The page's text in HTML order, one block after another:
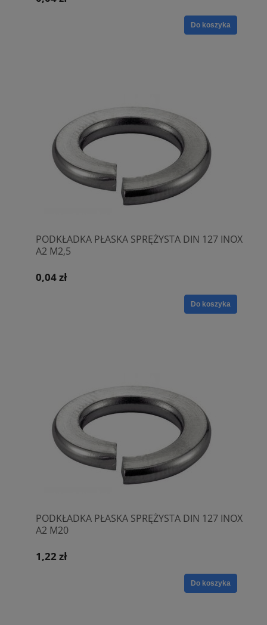
Do koszyka
PODKŁADKA PŁASKA SPRĘŻYSTA DIN 127 INOX
A2 M2,5
0,04 zł
Do koszyka
PODKŁADKA PŁASKA SPRĘŻYSTA DIN 127 INOX
A2 M20
1,22 zł
Do koszyka